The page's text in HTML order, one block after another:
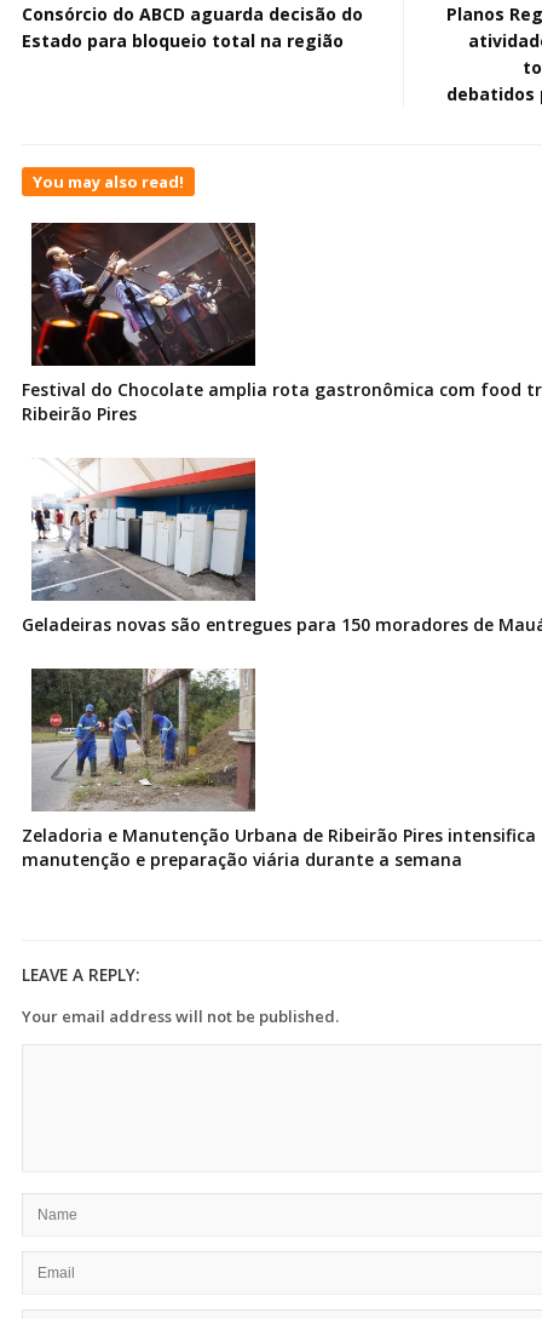
Consórcio do ABCD aguarda decisão do
Estado para bloqueio total na região
Planos
debatidos
You may also read!
Festival do Chocolate amplia rota gastronômica com food
Ribeirão Pires
Geladeiras novas são entregues para 150 moradores de
Zeladoria e Manutenção Urbana de Ribeirão Pires intensifica
manutenção e preparação viária durante a semana
LEAVE A REPLY:
Your email address will not be published.